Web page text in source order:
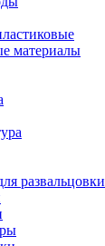
материалы
развальцовки